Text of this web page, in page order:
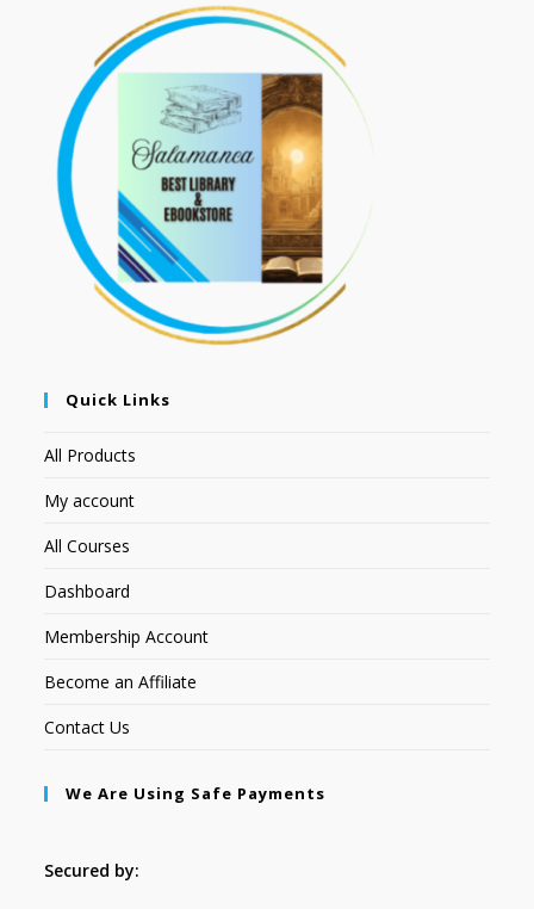
Quick Links
All Products
My account
All Courses
Dashboard
Membership Account
Become an Affiliate
Contact Us
We Are Using Safe Payments
Secured by: